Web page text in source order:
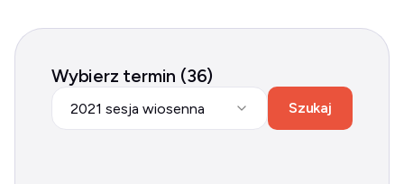
Wybierz termin (36)
2021 sesja wiosenna Szukaj